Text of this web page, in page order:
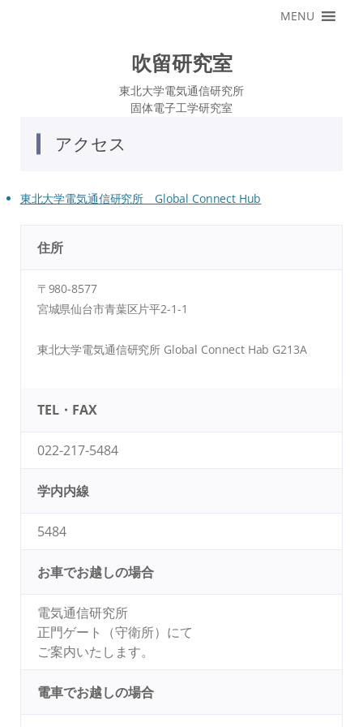
ツ
へ
ス
キ
ッ
プ
MENU
吹留研究室
東北大学電気通信研究所
固体電子工学研究室
アクセス
東北大学電気通信研究所 Global Connect Hub
住所
〒980-8577
宮城県仙台市青葉区片平2-1-1
東北大学電気通信研究所 Global Connect Hab G213A
TEL・FAX
022-217-5484
学内内線
5484
お車でお越しの場合
電気通信研究所
正門ゲート（守衛所）にて
ご案内いたします。
電車でお越しの場合